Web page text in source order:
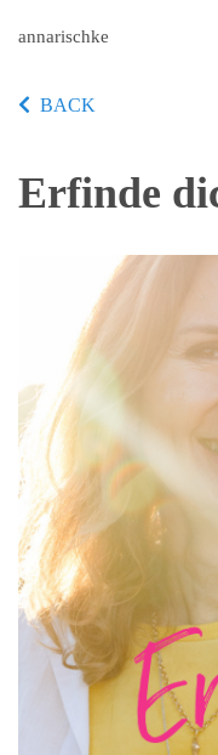
annarischke
BACK
Erfinde